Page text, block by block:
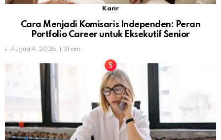
Karir
Cara Menjadi Komisaris Independen: Peran
Portfolio Career untuk Eksekutif Senior
August 4, 2026, 1:31 am